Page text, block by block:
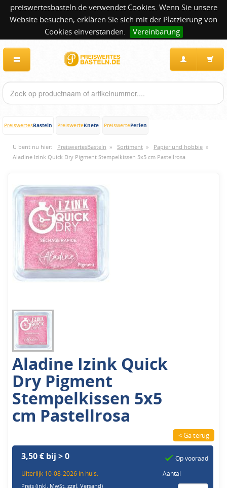
preiswertesbasteln.de verwendet Cookies. Wenn Sie unsere
Website besuchen, erklären Sie sich mit der Platzierung von
Cookies einverstanden.
Vereinbarung
PreiswertesBasteln PreiswerteKnete PreiswertePerlen
U bent nu hier: PreiswertesBasteln » Sortiment » Papier und hobbie »
Aladine Izink Quick Dry Pigment Stempelkissen 5x5 cm Pastellrosa
Aladine Izink Quick
Dry Pigment
Stempelkissen 5x5
cm Pastellrosa
< Ga terug
3,50 € bij > 0
Uiterlijk 10-08-2026 in huis.
Preis (inkl. MwSt,zzgl. Versand)
Op vooraad
Aantal